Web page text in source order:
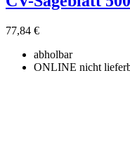
77,84 €
abholbar
ONLINE nicht